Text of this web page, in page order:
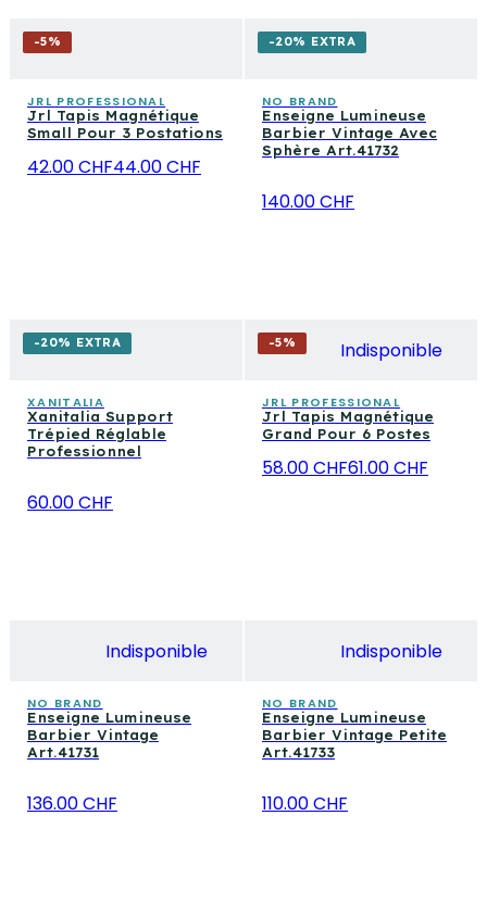
-5%
JRL PROFESSIONAL
Jrl Tapis Magnétique
Small Pour 3 Postations
42.00 CHF44.00 CHF
-20% EXTRA
NO BRAND
Enseigne Lumineuse
Barbier Vintage Avec
Sphère Art.41732
140.00 CHF
-20% EXTRA
XANITALIA
Xanitalia Support
Trépied Réglable
Professionnel
60.00 CHF
-5% Indisponible
JRL PROFESSIONAL
Jrl Tapis Magnétique
Grand Pour 6 Postes
58.00 CHF61.00 CHF
Indisponible
NO BRAND
Enseigne Lumineuse
Barbier Vintage
Art.41731
136.00 CHF
Indisponible
NO BRAND
Enseigne Lumineuse
Barbier Vintage Petite
Art.41733
110.00 CHF